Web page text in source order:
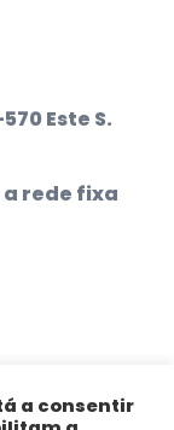
Este S.
a rede fixa
a consentir